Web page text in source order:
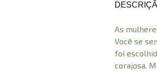
As
Você se
foi
corajosa.